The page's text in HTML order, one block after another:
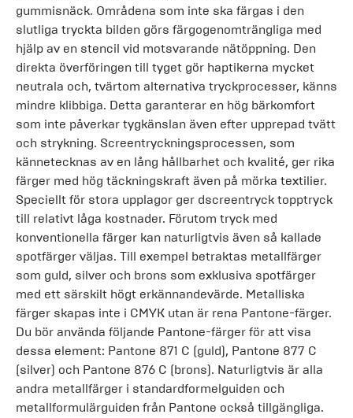
gummisnäck. Områdena som inte ska färgas i den
slutliga tryckta bilden görs färgogenomträngliga med
hjälp av en stencil vid motsvarande nätöppning. Den
direkta överföringen till tyget gör haptikerna mycket
neutrala och, tvärtom alternativa tryckprocesser, känns
mindre klibbiga. Detta garanterar en hög bärkomfort
som inte påverkar tygkänslan även efter upprepad tvätt
och strykning. Screentryckningsprocessen, som
kännetecknas av en lång hållbarhet och kvalité, ger rika
färger med hög täckningskraft även på mörka textilier.
Speciellt för stora upplagor ger dscreentryck topptryck
till relativt låga kostnader. Förutom tryck med
konventionella färger kan naturligtvis även så kallade
spotfärger väljas. Till exempel betraktas metallfärger
som guld, silver och brons som exklusiva spotfärger
med ett särskilt högt erkännandevärde. Metalliska
färger skapas inte i CMYK utan är rena Pantone-färger.
Du bör använda följande Pantone-färger för att visa
dessa element: Pantone 871 C (guld), Pantone 877 C
(silver) och Pantone 876 C (brons). Naturligtvis är alla
andra metallfärger i standardformelguiden och
metallformulärguiden från Pantone också tillgängliga.